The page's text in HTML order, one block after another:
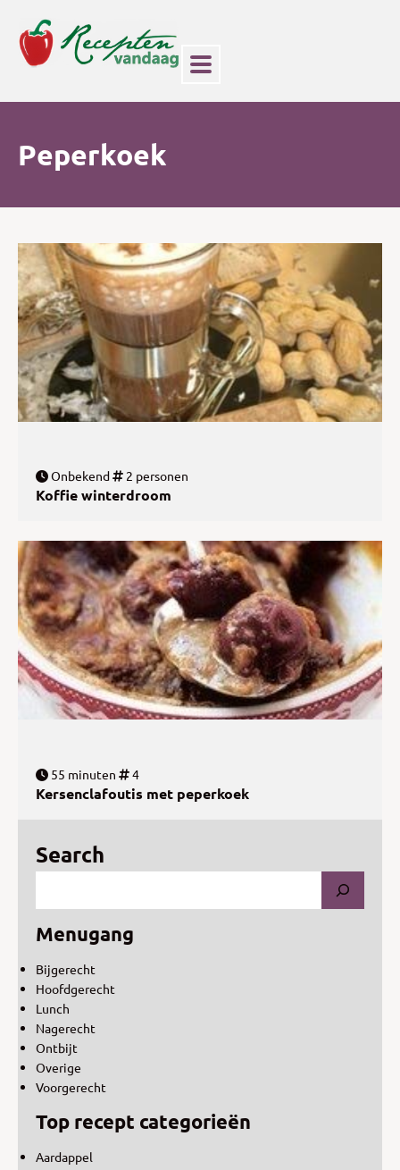
Peperkoek
Onbekend 2 personen
Koffie winterdroom
55 minuten 4
Kersenclafoutis met peperkoek
Search
Menugang
Bijgerecht
Hoofdgerecht
Lunch
Nagerecht
Ontbijt
Overige
Voorgerecht
Top recept categorieën
Aardappel